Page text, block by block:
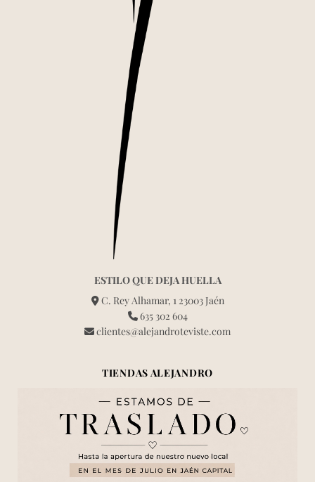
ESTILO QUE DEJA HUELLA
C. Rey Alhamar, 1 23003 Jaén
635 302 604
clientes@alejandroteviste.com
TIENDAS ALEJANDRO